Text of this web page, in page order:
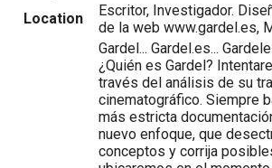
Location
Escritor, Investigador.
de la web www.gardel.es,
Gardel... Gardel.es...
¿Quién es Gardel?
través del análisis de su
cinematográfico. Siempre
más estricta
nuevo enfoque, que
conceptos y corrija